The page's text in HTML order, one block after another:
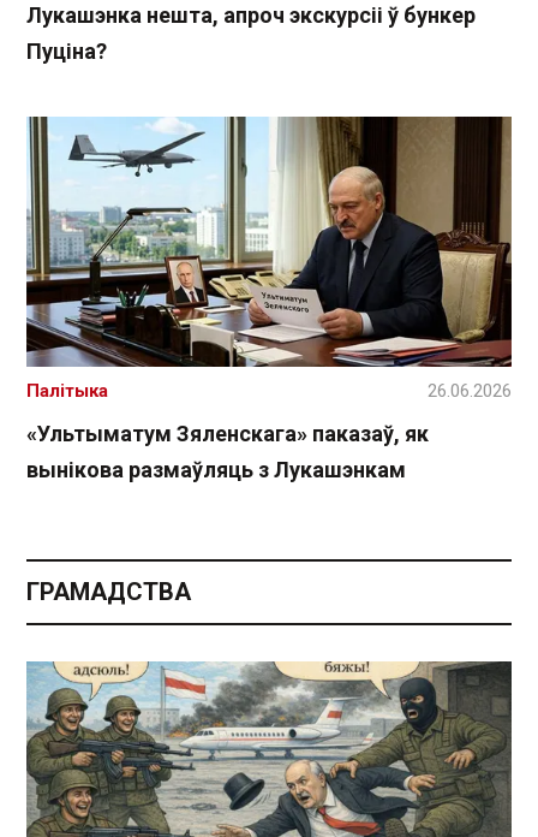
Лукашэнка нешта, апроч экскурсіі ў бункер
Пуціна?
«Ультыматум Зяленскага» паказаў, як
вынікова размаўляць з Лукашэнкам
Палітыка 26.06.2026
ГРАМАДСТВА